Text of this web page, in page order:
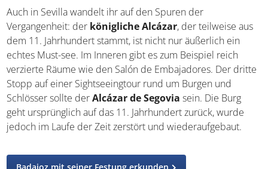
Vergangenheit: derkönigliche Alcázar, der teilweise
aus dem 11. Jahrhundert stammt, ist nicht nur äußerlich
ein echtes Must-see. Im Inneren gibt es zum Beispiel
reich verzierte Räume wie den Salón de Embajadores.
Der dritte Stopp auf einer Sightseeingtour rund um
Burgen und Schlösser sollte derAlcázar de Segovia
sein. Die Burg geht ursprünglich auf das 11. Jahrhundert
zurück, wurde jedoch im Laufe der Zeit zerstört und
wiederaufgebaut.
Badajoz mit seiner Festung erkunden